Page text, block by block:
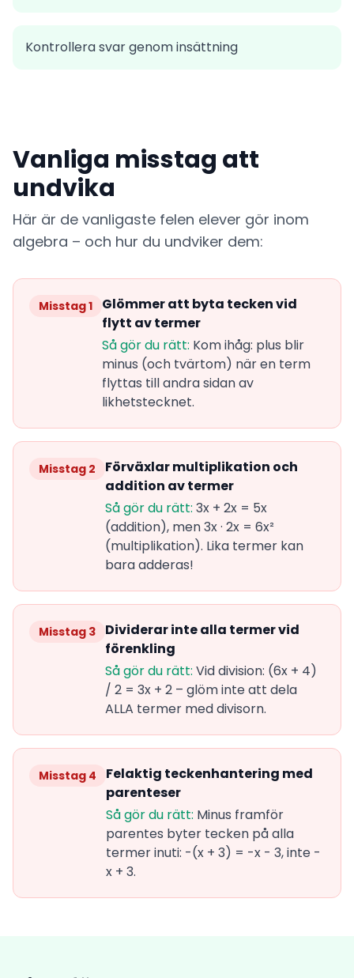
Kontrollera svar genom insättning
Vanliga misstag att
undvika
Här är de vanligaste felen elever gör inom
algebra – och hur du undviker dem:
Misstag 1
Glömmer att byta tecken vid
flytt av termer
Så gör du rätt: Kom ihåg: plus blir
minus (och tvärtom) när en term
flyttas till andra sidan av
likhetstecknet.
Misstag 2
Förväxlar multiplikation och
addition av termer
Så gör du rätt: 3x + 2x = 5x
(addition), men 3x · 2x = 6x²
(multiplikation). Lika termer kan
bara adderas!
Misstag 3
Dividerar inte alla termer vid
förenkling
Så gör du rätt: Vid division: (6x + 4)
/ 2 = 3x + 2 – glöm inte att dela
ALLA termer med divisorn.
Misstag 4
Felaktig teckenhantering med
parenteser
Så gör du rätt: Minus framför
parentes byter tecken på alla
termer inuti: -(x + 3) = -x - 3, inte -
x + 3.